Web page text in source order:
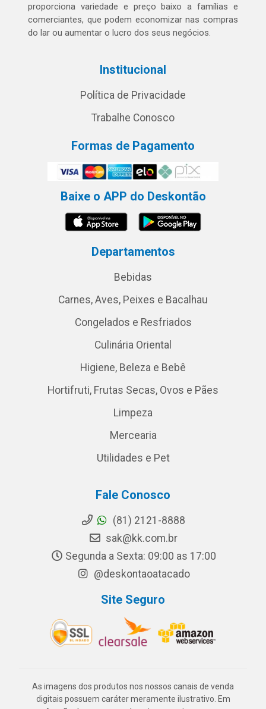
proporciona variedade e preço baixo a famílias e
comerciantes, que podem economizar nas compras
do lar ou aumentar o lucro dos seus negócios.
Institucional
Política de Privacidade
Trabalhe Conosco
Formas de Pagamento
Baixe o APP do Deskontão
Departamentos
Bebidas
Carnes, Aves, Peixes e Bacalhau
Congelados e Resfriados
Culinária Oriental
Higiene, Beleza e Bebê
Hortifruti, Frutas Secas, Ovos e Pães
Limpeza
Mercearia
Utilidades e Pet
Fale Conosco
(81) 2121-8888
sak@kk.com.br
Segunda a Sexta: 09:00 as 17:00
@deskontaoatacado
Site Seguro
As imagens dos produtos nos nossos canais de venda
digitais possuem caráter meramente ilustrativo. Em